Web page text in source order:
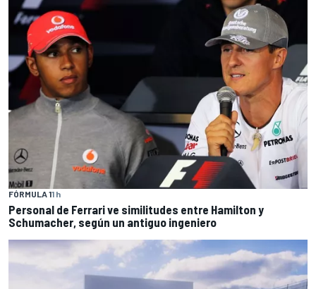
FÓRMULA 11 h
Personal de Ferrari ve similitudes entre Hamilton y
Schumacher, según un antiguo ingeniero